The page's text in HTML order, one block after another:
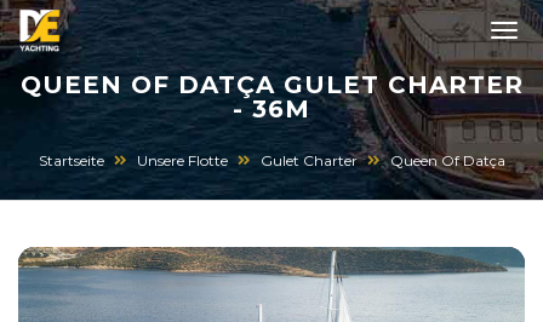
QUEEN OF DATÇA GULET CHARTER
- 36M
Startseite Unsere Flotte Gulet Charter Queen Of Datça